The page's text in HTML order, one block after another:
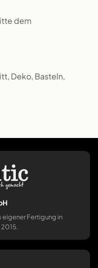
dem
Deko, Basteln,
eigener Fertigung in